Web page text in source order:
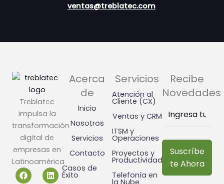
ventas@treblatec.com
Treblatec
impulsa la
transformación
digital de
empresas en
Latinoamérica
F
a
L
i
W
Acerca
de
Inicio
Nosotros
Servicios
Contacto
Casos de
Éxito
Servicios
Atención al
Cliente (CX)
Ventas y CRM
ITSM y
Operaciones
Proyectos y
Productividad
Telefonía en
la Nube
Recibe
Novedades
Suscríbe
te Ahora